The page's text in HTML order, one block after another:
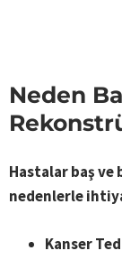
Neden
Hastalar baş
nedenlerle
Kanser